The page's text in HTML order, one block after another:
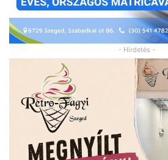
- Hirdetés -